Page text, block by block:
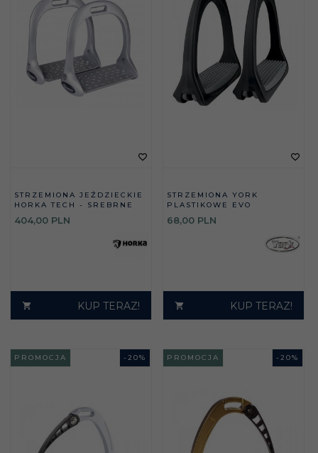
STRZEMIONA JEŹDZIECKIE
HORKA TECH - SREBRNE
404,00 PLN
KUP TERAZ!
STRZEMIONA YORK
PLASTIKOWE EVO
68,00 PLN
KUP TERAZ!
- 20%
PROMOCJA - 20%
PROMOCJA